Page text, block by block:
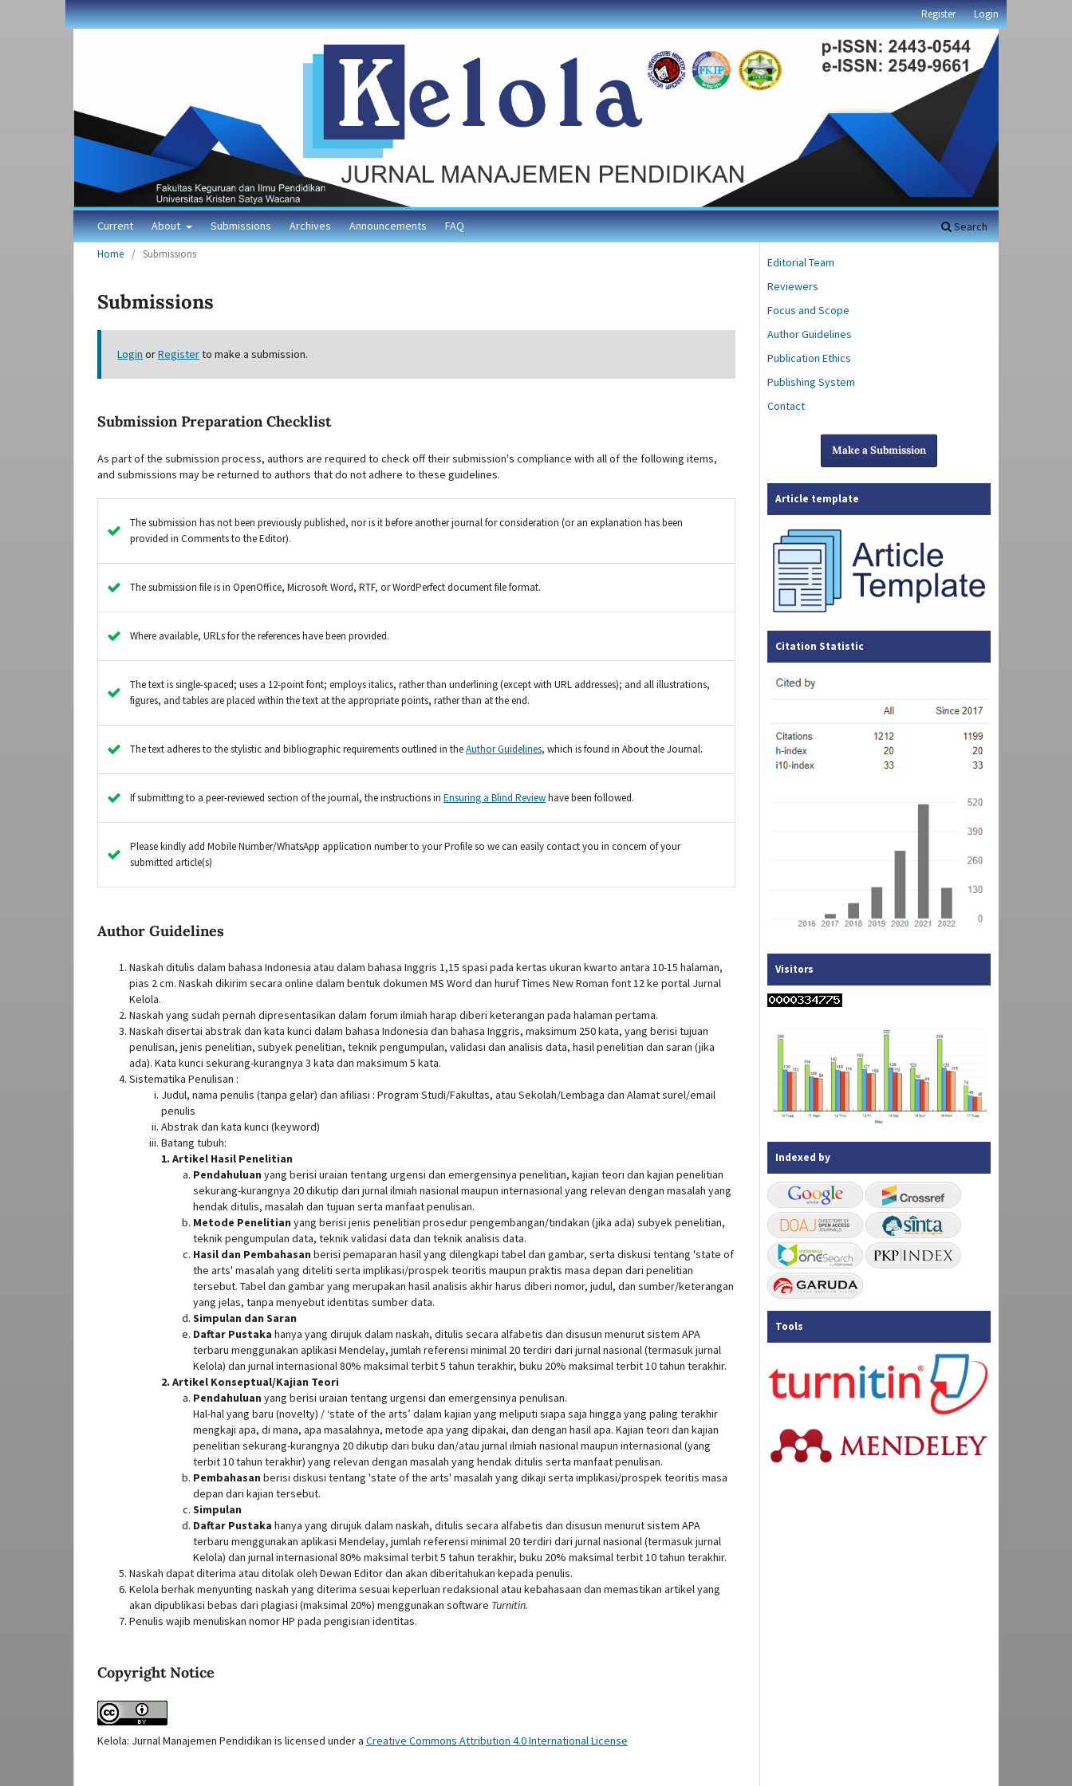
Current About Submissions Archives Announcements FAQ Search
Register Login
Home / Submissions
Submissions
Login orRegisterto make a submission.
Submission Preparation Checklist
As part of the submission process, authors are required to check off their submission's compliance with all of the following items,
and submissions may be returned to authors that do not adhere to these guidelines.
The submission has not been previously published, nor is it before another journal for consideration (or an explanation has been
provided in Comments to the Editor).
The submission file is in OpenOffice, Microsoft Word, RTF, or WordPerfect document file format.
Where available, URLs for the references have been provided.
The text is single-spaced; uses a 12-point font; employs italics, rather than underlining (except with URL addresses); and all illustrations,
figures, and tables are placed within the text at the appropriate points, rather than at the end.
The text adheres to the stylistic and bibliographic requirements outlined in theAuthor Guidelines, which is found in About the Journal.
If submitting to a peer-reviewed section of the journal, the instructions in Ensuring a Blind Reviewhave been followed.
Please kindly add Mobile Number/WhatsApp application number to your Profile so we can easily contact you in concern of your
submitted article(s)
Author Guidelines
Naskah ditulis dalam bahasa Indonesia atau dalam bahasa Inggris 1,15 spasi pada kertas ukuran kwarto antara 10-15 halaman,
pias 2 cm. Naskah dikirim secara online dalam bentuk dokumen MS Word dan huruf Times New Roman font 12 ke portal Jurnal
Kelola.
Naskah yang sudah pernah dipresentasikan dalam forum ilmiah harap diberi keterangan pada halaman pertama.
Naskah disertai abstrak dan kata kunci dalam bahasa Indonesia dan bahasa Inggris, maksimum 250 kata, yang berisi tujuan
penulisan, jenis penelitian, subyek penelitian, teknik pengumpulan, validasi dan analisis data, hasil penelitian dan saran (jika
ada). Kata kunci sekurang-kurangnya 3 kata dan maksimum 5 kata.
Sistematika Penulisan :
Judul, nama penulis (tanpa gelar) dan afiliasi : Program Studi/Fakultas, atau Sekolah/Lembaga dan Alamat surel/email
penulis
Abstrak dan kata kunci (keyword)
Batang tubuh:
1. Artikel Hasil Penelitian
Pendahuluan yang berisi uraian tentang urgensi dan emergensinya penelitian, kajian teori dan kajian penelitian
sekurang-kurangnya 20 dikutip dari jurnal ilmiah nasional maupun internasional yang relevan dengan masalah yang
hendak ditulis, masalah dan tujuan serta manfaat penulisan.
Metode Penelitian yang berisi jenis penelitian prosedur pengembangan/tindakan (jika ada) subyek penelitian,
teknik pengumpulan data, teknik validasi data dan teknik analisis data.
Hasil dan Pembahasan berisi pemaparan hasil yang dilengkapi tabel dan gambar, serta diskusi tentang 'state of
the arts' masalah yang diteliti serta implikasi/prospek teoritis maupun praktis masa depan dari penelitian
tersebut. Tabel dan gambar yang merupakan hasil analisis akhir harus diberi nomor, judul, dan sumber/keterangan
yang jelas, tanpa menyebut identitas sumber data.
Simpulan dan Saran
Daftar Pustaka hanya yang dirujuk dalam naskah, ditulis secara alfabetis dan disusun menurut sistem APA
terbaru menggunakan aplikasi Mendelay, jumlah referensi minimal 20 terdiri dari jurnal nasional (termasuk jurnal
Kelola) dan jurnal internasional 80% maksimal terbit 5 tahun terakhir, buku 20% maksimal terbit 10 tahun terakhir.
2. Artikel Konseptual/Kajian Teori
Pendahuluan yang berisi uraian tentang urgensi dan emergensinya penulisan.
Hal-hal yang baru (novelty) / ‘state of the arts’ dalam kajian yang meliputi siapa saja hingga yang paling terakhir
mengkaji apa, di mana, apa masalahnya, metode apa yang dipakai, dan dengan hasil apa. Kajian teori dan kajian
penelitian sekurang-kurangnya 20 dikutip dari buku dan/atau jurnal ilmiah nasional maupun internasional (yang
terbit 10 tahun terakhir) yang relevan dengan masalah yang hendak ditulis serta manfaat penulisan.
Pembahasan berisi diskusi tentang 'state of the arts' masalah yang dikaji serta implikasi/prospek teoritis masa
depan dari kajian tersebut.
Simpulan
Daftar Pustaka hanya yang dirujuk dalam naskah, ditulis secara alfabetis dan disusun menurut sistem APA
terbaru menggunakan aplikasi Mendelay, jumlah referensi minimal 20 terdiri dari jurnal nasional (termasuk jurnal
Kelola) dan jurnal internasional 80% maksimal terbit 5 tahun terakhir, buku 20% maksimal terbit 10 tahun terakhir.
Naskah dapat diterima atau ditolak oleh Dewan Editor dan akan diberitahukan kepada penulis.
Kelola berhak menyunting naskah yang diterima sesuai keperluan redaksional atau kebahasaan dan memastikan artikel yang
akan dipublikasi bebas dari plagiasi (maksimal 20%) menggunakan software Turnitin.
Penulis wajib menuliskan nomor HP pada pengisian identitas.
Copyright Notice
Kelola: Jurnal Manajemen Pendidikan is licensed under a Creative Commons Attribution 4.0 International License
Editorial Team
Reviewers
Focus and Scope
Author Guidelines
Publication Ethics
Publishing System
Contact
Make a Submission
Article template
Citation Statistic
Visitors
Indexed by
Tools